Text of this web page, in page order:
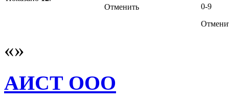
Отменить
0-9
АИСТ ООО